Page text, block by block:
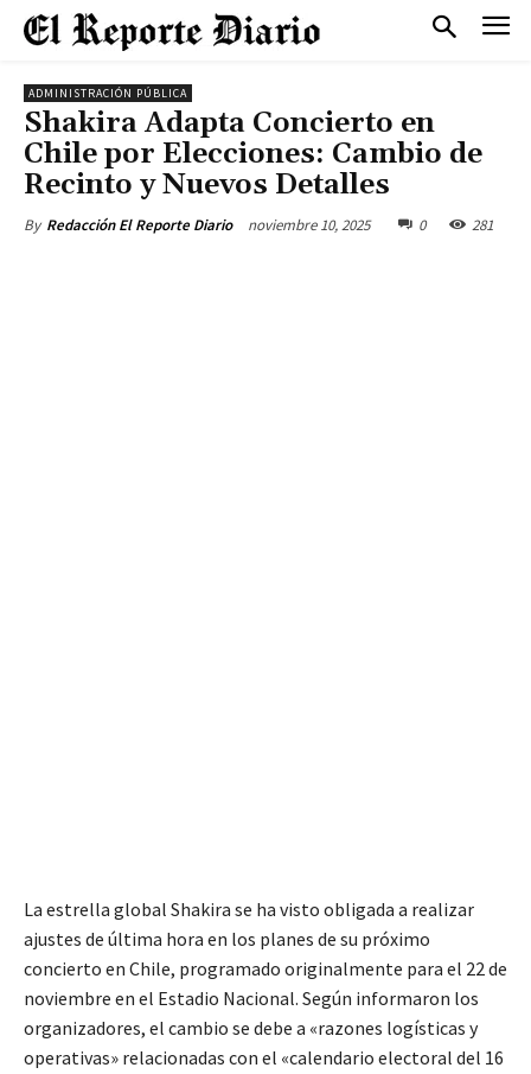
ADMINISTRACIÓN PÚBLICA
Shakira Adapta Concierto en
Chile por Elecciones: Cambio de
Recinto y Nuevos Detalles
By Redacción El Reporte Diario noviembre 10, 2025 0 281
La estrella global Shakira se ha visto obligada a realizar
ajustes de última hora en los planes de su próximo
concierto en Chile, programado originalmente para el 22 de
noviembre en el Estadio Nacional. Según informaron los
organizadores, el cambio se debe a «razones logísticas y
operativas» relacionadas con el «calendario electoral del 16